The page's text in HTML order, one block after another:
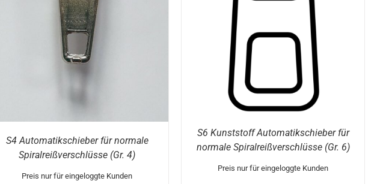
S4 Automatikschieber für normale
Spiralreißverschlüsse (Gr. 4)
Preis nur für eingeloggte Kunden
S6 Kunststoff Automatikschieber für
normale Spiralreißverschlüsse (Gr. 6)
Preis nur für eingeloggte Kunden